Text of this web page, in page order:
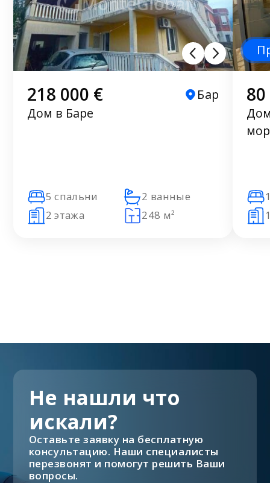
218 000 €
Бар
Дом в Баре
5 спальни
2 ванные
2 этажа
248 м²
Не нашли что
искали?
Оставьте заявку на бесплатную
консультацию. Наши специалисты
перезвонят и помогут решить Ваши
вопросы.